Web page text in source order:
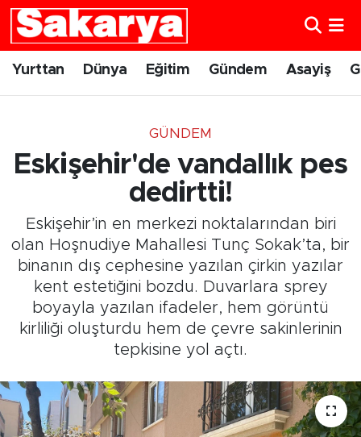
Yurttan Dünya Eğitim Gündem Asayiş
GÜNDEM
Eskişehir'de vandallık pes
dedirtti!
Eskişehir’in en merkezi noktalarından biri
olan Hoşnudiye Mahallesi Tunç Sokak’ta, bir
binanın dış cephesine yazılan çirkin yazılar
kent estetiğini bozdu. Duvarlara sprey
boyayla yazılan ifadeler, hem görüntü
kirliliği oluşturdu hem de çevre sakinlerinin
tepkisine yol açtı.
Yurttan
Eskişehirspor
Spor
Sağlık
Kültür Sanat
Tarihçe
Resmi İlanlar
Eskişehir Nöbetçi Eczaneler
Eskişehir Trafik Yoğunluk Haritası
Süper Lig Puan Durumu ve Fikstür
Tüm Manşetler
Son Dakika Haberleri
Haber Arşivi